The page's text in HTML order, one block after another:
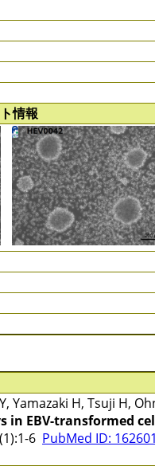
情報
Yamazaki H, Tsuji H,
in EBV-transformed
6 PubMed ID: